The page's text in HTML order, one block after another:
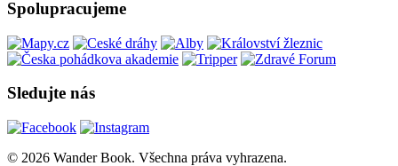
Spolupracujeme
Sledujte nás
© 2026 Wander Book. Všechna práva vyhrazena.